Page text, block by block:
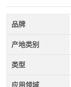
品牌
产地类别
类型
应用领域